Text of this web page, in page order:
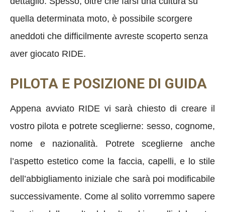
quella determinata moto, è possibile scorgere
aneddoti che difficilmente avreste scoperto senza
aver giocato RIDE.
PILOTA E POSIZIONE DI GUIDA
Appena avviato RIDE vi sarà chiesto di creare il
vostro pilota e potrete sceglierne: sesso, cognome,
nome e nazionalità. Potrete sceglierne anche
l’aspetto estetico come la faccia, capelli, e lo stile
dell’abbigliamento iniziale che sarà poi modificabile
successivamente. Come al solito vorremmo sapere